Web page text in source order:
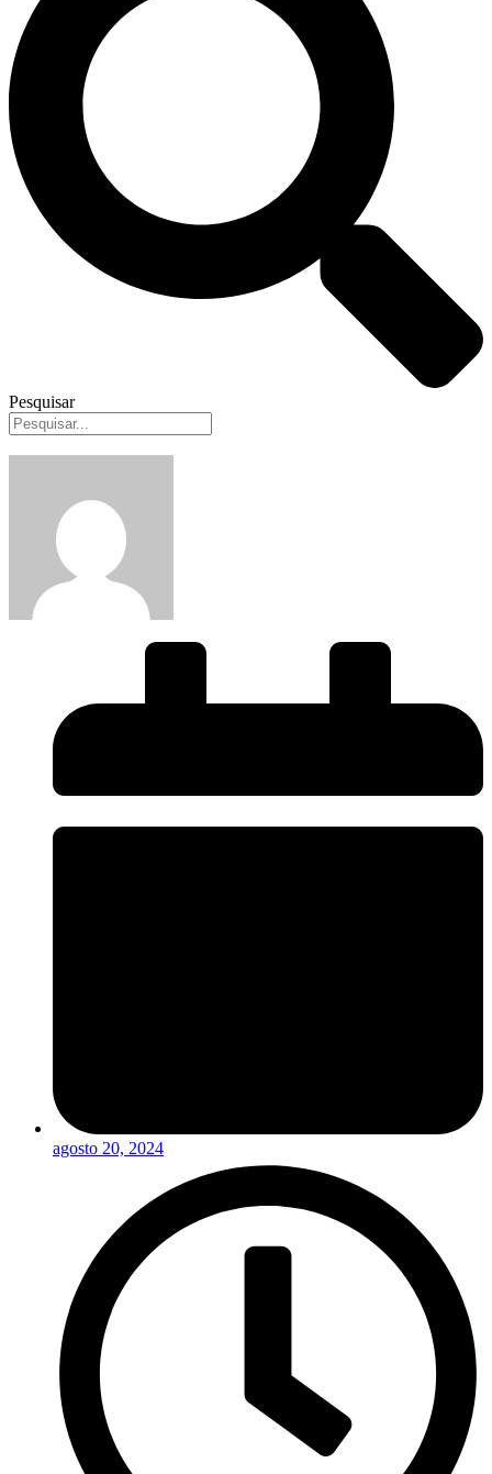
Pesquisar
agosto 20, 2024